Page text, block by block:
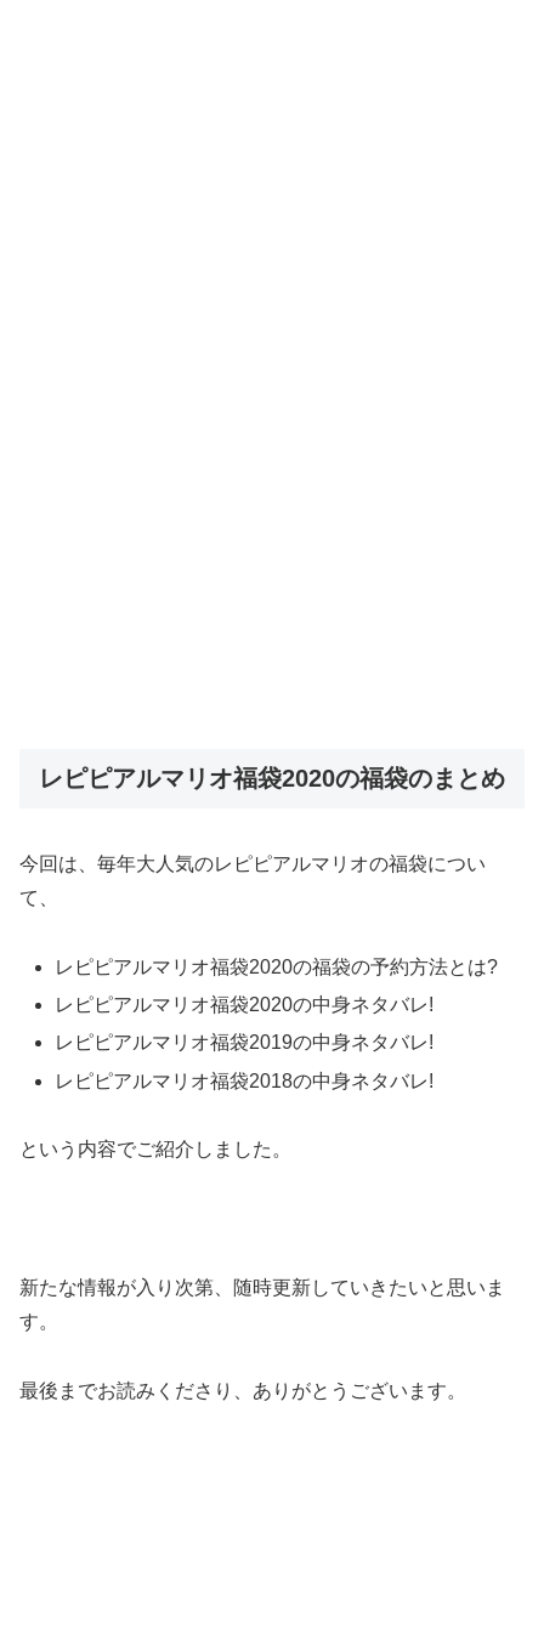
レピピアルマリオ福袋2020の福袋のまとめ
今回は、毎年大人気のレピピアルマリオの福袋につい
て、
レピピアルマリオ福袋2020の福袋の予約方法とは?
レピピアルマリオ福袋2020の中身ネタバレ!
レピピアルマリオ福袋2019の中身ネタバレ!
レピピアルマリオ福袋2018の中身ネタバレ!
という内容でご紹介しました。
新たな情報が入り次第、随時更新していきたいと思いま
す。
最後までお読みくださり、ありがとうございます。